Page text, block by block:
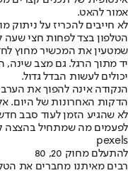
אמור להאט.
לא חייבים להכריז על ניתוק
הטלפון בצד לפחות חצי שעה
שמטעין את המכשיר מחוץ
יד מתוך הרגל. גם מצב
יכולים לעשות הבדל גדול.
הנקודה אינה להפוך את
הדקות האחרונות של היום.
לא שהגיע הזמן לעוד סבב
לפעמים מה שמתחיל בהצצה
pexels
להתעלם מחוק 20, 80